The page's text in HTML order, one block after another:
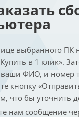
выбранного ПК
в 1 клик».
ваши ФИО, и номер
кнопку
что бы уточнить
нам сообщение